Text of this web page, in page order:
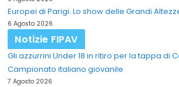
Europei di Parigi. Lo show delle Grandi
6 Agosto 2026
Notizie FIPAV
Gli azzurrini Under 18 in ritiro per la tappa di
Campionato italiano giovanile
7 Agosto 2026